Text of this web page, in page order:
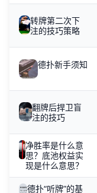
转牌第二次下
注的技巧策略
德扑新手须知
翻牌后捍卫盲
注的技巧
净胜率是什么意
思？底池权益实
现是什么意思？
德扑“听牌”的基